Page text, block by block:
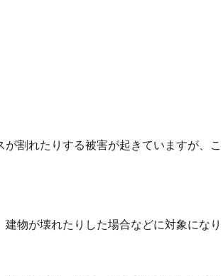
割れたりする被害が起きていますが、こ
物が壊れたりした場合などに対象になり